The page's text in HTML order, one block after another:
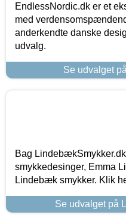
EndlessNordic.dk er et
med
anderkendte danske
udvalg.
Se udvalget
Bag
smykkedesinger, Emma
Lindebæk smykker. Klik
Se udvalget på